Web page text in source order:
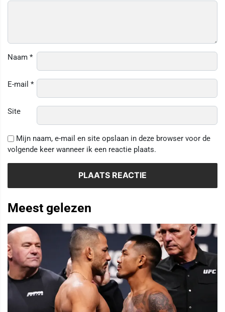
Naam *
E-mail *
Site
Mijn naam, e-mail en site opslaan in deze browser voor de
volgende keer wanneer ik een reactie plaats.
Meest gelezen